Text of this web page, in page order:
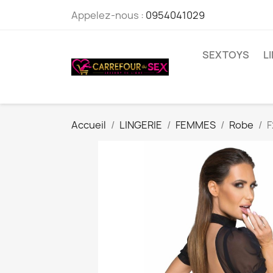
Appelez-nous : 0954041029
SEXTOYS
Accueil LINGERIE FEMMES Robe